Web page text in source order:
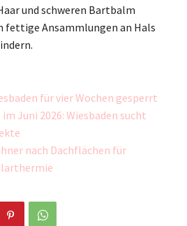
und schweren Bartbalm
fettige Ansammlungen an Hals
für vier Wochen gesperrt
Juni 2026: Wiesbaden sucht
nach Dachflächen für